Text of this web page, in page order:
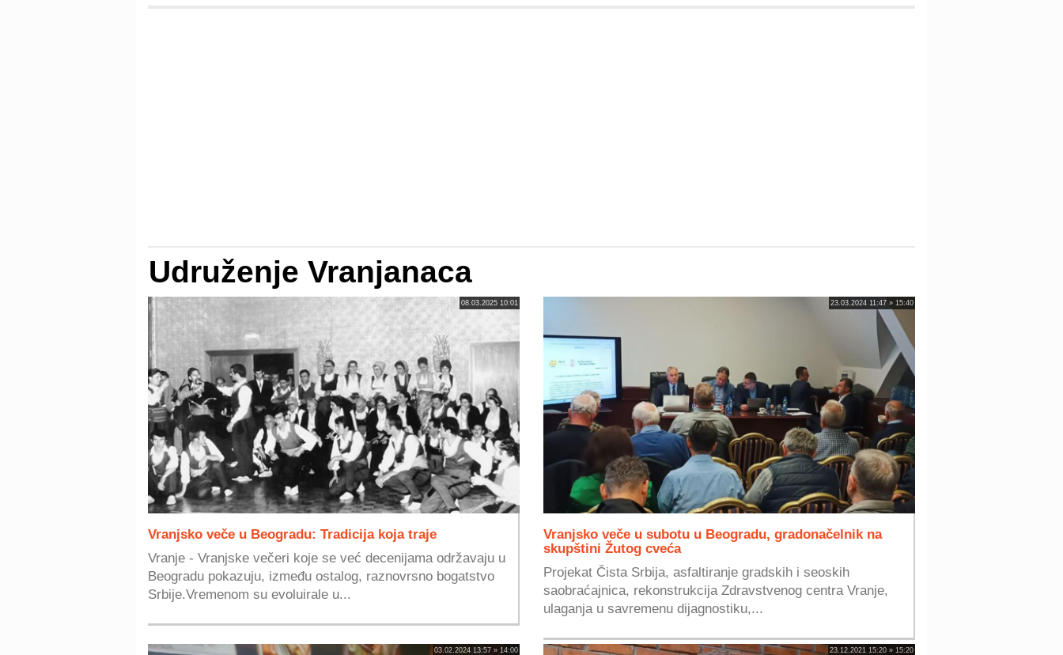
Udruženje Vranjanaca
08.03.2025 10:01
Vranjsko veče u Beogradu: Tradicija koja traje
Vranje - Vranjske večeri koje se već decenijama održavaju u
Beogradu pokazuju, između ostalog, raznovrsno bogatstvo
Srbije.Vremenom su evoluirale u...
23.03.2024 11:47 » 15:40
Vranjsko veče u subotu u Beogradu, gradonačelnik na
skupštini Žutog cveća
Projekat Čista Srbija, asfaltiranje gradskih i seoskih
saobraćajnica, rekonstrukcija Zdravstvenog centra Vranje,
ulaganja u savremenu dijagnostiku,...
03.02.2024 13:57 » 14:00 23.12.2021 15:20 » 15:20